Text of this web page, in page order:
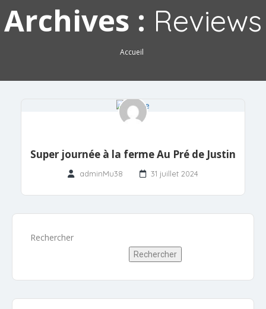
Archives : Reviews
Accueil
Super journée à la ferme Au Pré de Justin
adminMu38 31 juillet 2024
Rechercher
Rechercher